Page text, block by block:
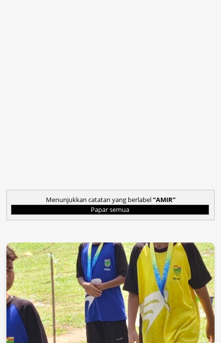
Menunjukkan catatan yang berlabel AMIR
Papar semua